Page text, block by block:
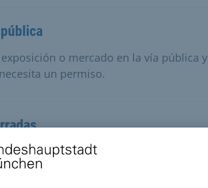
o mercado en la vía pública y
un permiso.
o mercado en espacios
una licencia.